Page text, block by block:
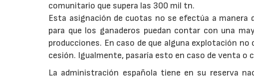
comunitario que supera las 300 mil tn.
Esta asignación de cuotas no se efectúa a manera
para que los ganaderos puedan contar con una
producciones. En caso de que alguna explotación
cesión. Igualmente, pasaría esto en caso de venta o
La administración española tiene en su reserva